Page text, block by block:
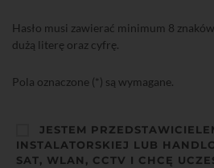
Hasło musi zawierać minimum 8
dużą literę oraz cyfrę.
Pola oznaczone (*) są wymagane.
JESTEM
INSTALATORSKIEJ LUB
SAT, WLAN, CCTV I CHCĘ